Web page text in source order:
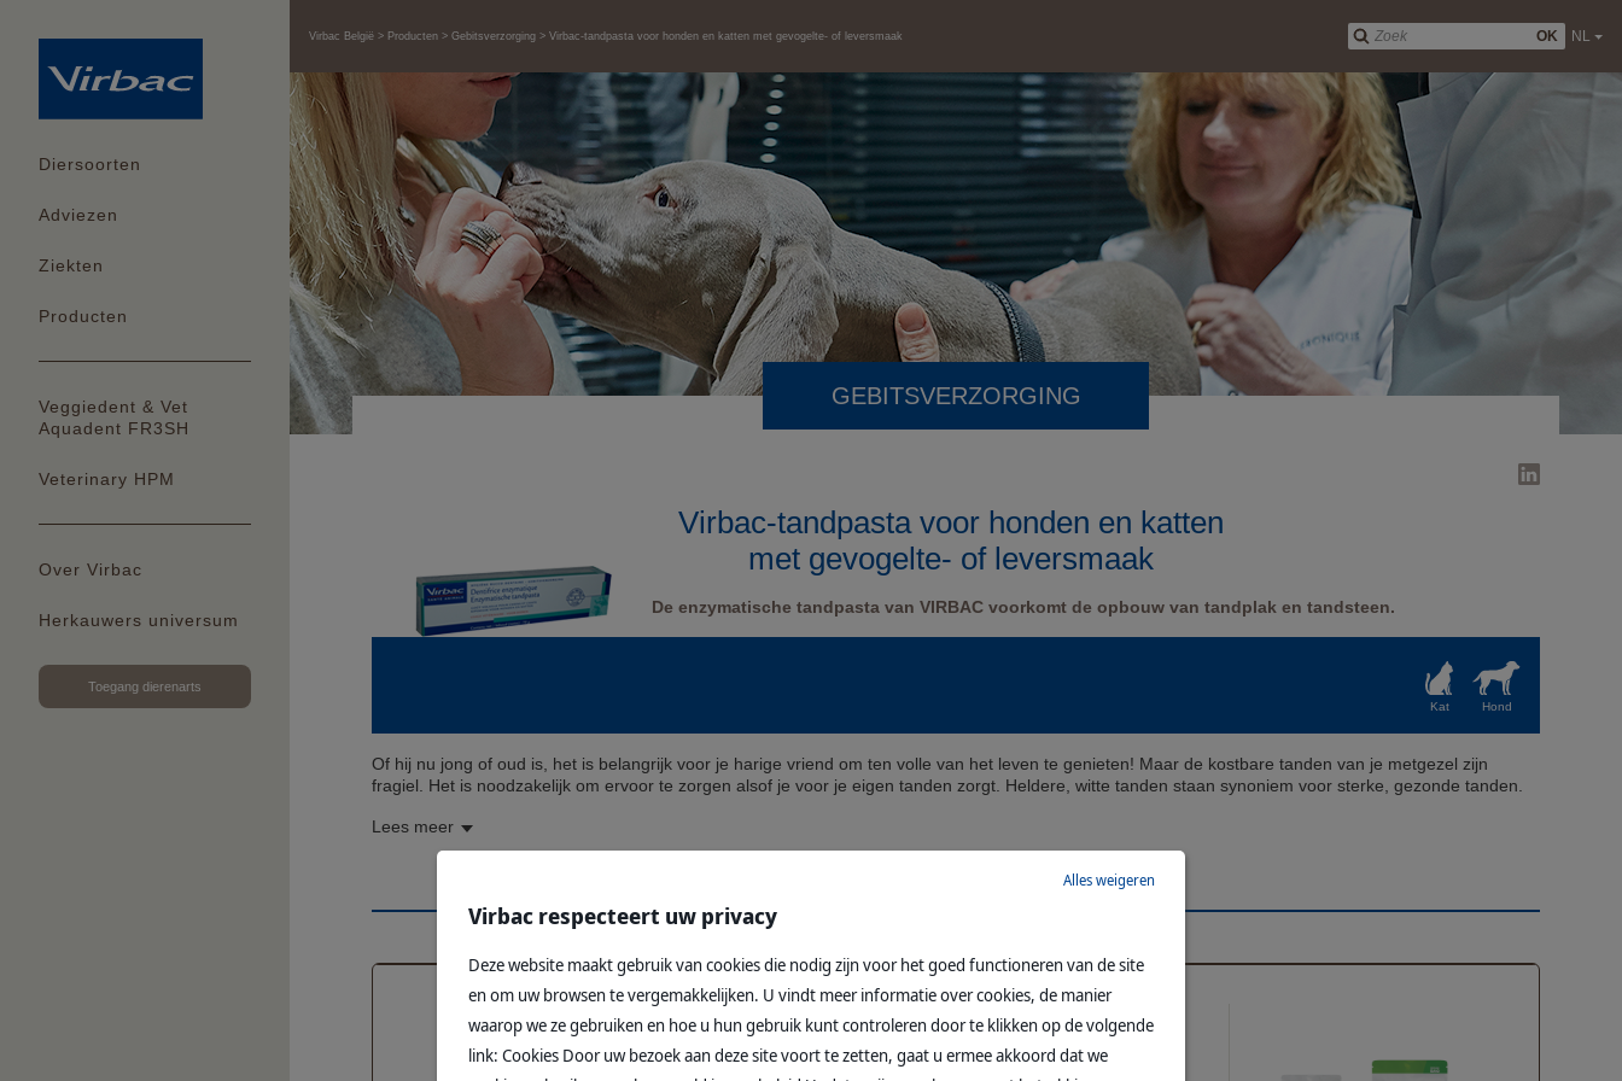
Diersoorten
Adviezen
Ziekten
Producten
Veggiedent & Vet
Aquadent FR3SH
Veterinary HPM
Over Virbac
Herkauwers universum
Toegang dierenarts
OK NL
Virbac België Producten Gebitsverzorging Virbac-tandpasta voor honden en katten met gevogelte- of leversmaak
GEBITSVERZORGING
Virbac-tandpasta voor honden en katten
met gevogelte- of leversmaak
De enzymatische tandpasta van VIRBAC voorkomt de opbouw van tandplak en tandsteen.
Kat Hond
Of hij nu jong of oud is, het is belangrijk voor je harige vriend om ten volle van het leven te genieten! Maar de kostbare tanden van je metgezel zijn
fragiel. Het is noodzakelijk om ervoor te zorgen alsof je voor je eigen tanden zorgt. Heldere, witte tanden staan ​​synoniem voor sterke, gezonde tanden.
Lees meer
AANVULLENDE PRODUCTEN
Virbac respecteert uw privacy
Deze website maakt gebruik van cookies die nodig zijn voor het goed functioneren van de site
en om uw browsen te vergemakkelijken. U vindt meer informatie over cookies, de manier
waarop we ze gebruiken en hoe u hun gebruik kunt controleren door te klikken op de volgende
link: Cookies Door uw bezoek aan deze site voort te zetten, gaat u ermee akkoord dat we
Alles weigeren